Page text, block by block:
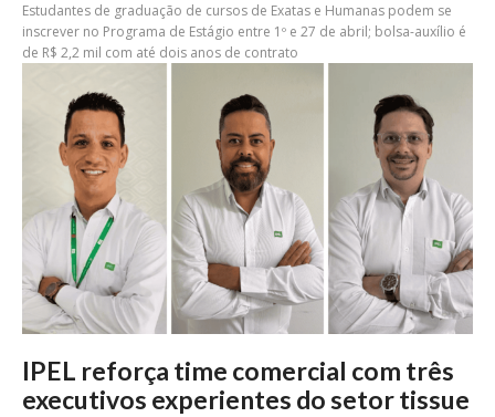
Estudantes de graduação de cursos de Exatas e Humanas podem se
inscrever no Programa de Estágio entre 1º e 27 de abril; bolsa-auxílio é
de R$ 2,2 mil com até dois anos de contrato
IPEL reforça time comercial com três
executivos experientes do setor tissue